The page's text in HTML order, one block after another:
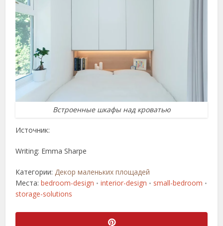
Встроенные шкафы над кроватью
Источник:
Writing: Emma Sharpe
Категории:Декор маленьких площадей
Места:bedroom-design • interior-design • small-bedroom •
storage-solutions